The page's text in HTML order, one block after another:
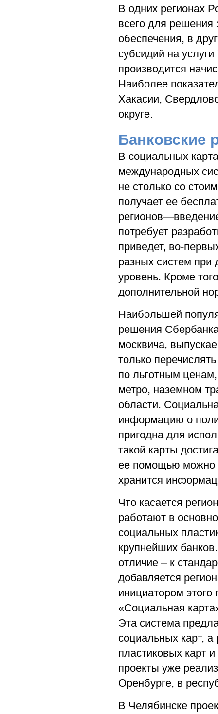
В одних регионах
всего для решения
обеспечения, в
субсидий на
производится
Наиболее
Хакасии,
округе.
Банковские
В социальных
международных
не столько со
получает ее
потребует
приведет, во-
разных систем
уровень. Кроме
дополнительной
Наибольшей
решения
москвича,
только
по льготным ценам,
метро, наземном
области.
информацию о
пригодна для
такой карты
ее помощью можно
хранится
Что касается
работают в
социальных
крупнейших
отличие – к
добавляется
инициатором
«Социальная
Эта система
социальных карт,
пластиковых карт
проекты уже
Оренбурге, в
В Челябинске